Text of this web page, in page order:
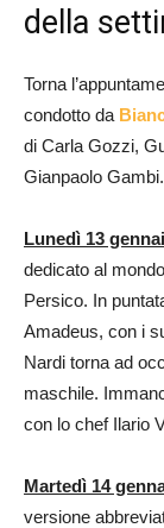
della
Torna
condotto da
di Carla Gozzi,
Gianpaolo Gambi.
Lunedì 13
dedicato al
Persico. In
Amadeus, con i
Nardi torna ad
maschile.
con lo chef Ilario
Martedì 14
versione